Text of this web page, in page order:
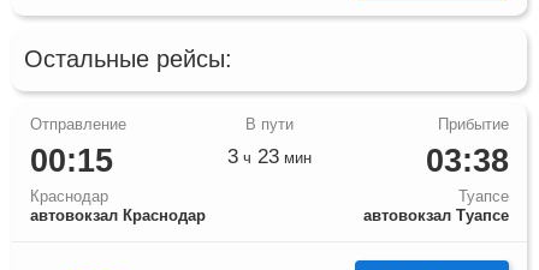
Остальные рейсы:
00:15
Краснодар
автовокзал Краснодар
03:38
Туапсе
автовокзал Туапсе
3 ч 23 мин